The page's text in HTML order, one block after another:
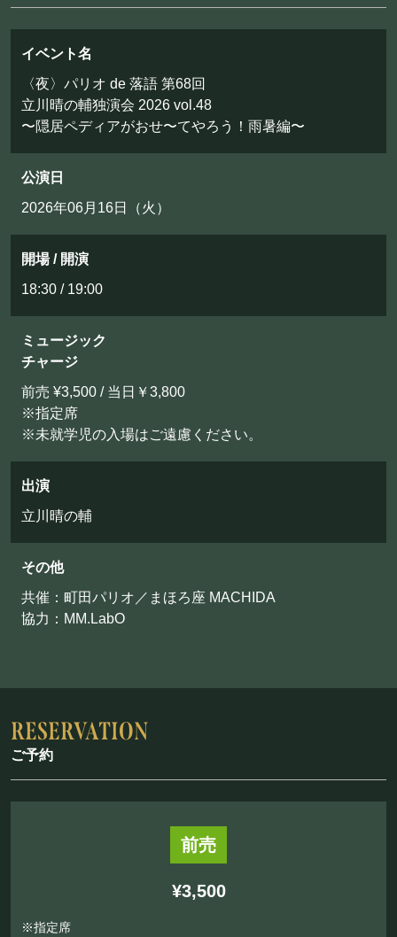
イベント名
〈夜〉パリオ de 落語 第68回
立川晴の輔独演会 2026 vol.48
〜隠居ペディアがおせ〜てやろう！雨暑編〜
公演日
2026年06月16日（火）
開場 / 開演
18:30 / 19:00
ミュージック
チャージ
前売 ¥3,500 / 当日￥3,800
※指定席
※未就学児の入場はご遠慮ください。
出演
立川晴の輔
その他
共催：町田パリオ／まほろ座 MACHIDA
協力：MM.LabO
ご予約
前売
¥3,500
※指定席